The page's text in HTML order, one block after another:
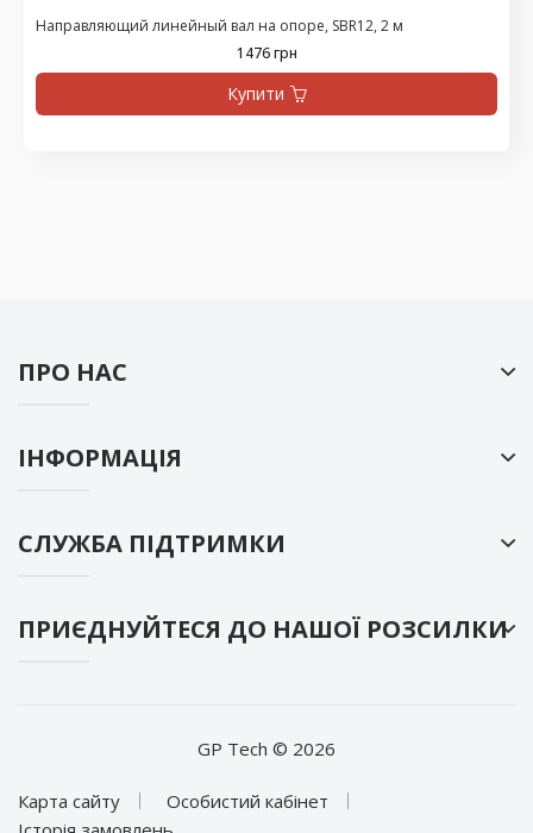
Направляющий линейный вал на опоре, SBR12, 2 м
1476 грн
Купити
ПРО НАС
ІНФОРМАЦІЯ
СЛУЖБА ПІДТРИМКИ
ПРИЄДНУЙТЕСЯ ДО НАШОЇ РОЗСИЛКИ
GP Tech © 2026
Карта сайту
Особистий кабінет